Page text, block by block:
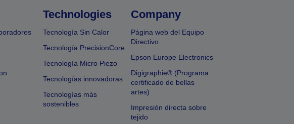
Technologies
Tecnología Sin Calor
Tecnología PrecisionCore
Tecnología Micro Piezo
Tecnologías innovadoras
Tecnologías más
sostenibles
Company
Página web del Equipo
Directivo
Epson Europe Electronics
Digigraphie® (Programa
certificado de bellas
artes)
Impresión directa sobre
tejido